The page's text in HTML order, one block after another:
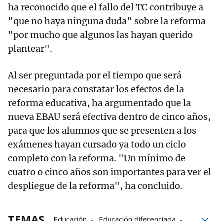
ha reconocido que el fallo del TC contribuye a
"que no haya ninguna duda" sobre la reforma
"por mucho que algunos las hayan querido
plantear".
Al ser preguntada por el tiempo que será
necesario para constatar los efectos de la
reforma educativa, ha argumentado que la
nueva EBAU será efectiva dentro de cinco años,
para que los alumnos que se presenten a los
exámenes hayan cursado ya todo un ciclo
completo con la reforma. "Un mínimo de
cuatro o cinco años son importantes para ver el
despliegue de la reforma", ha concluido.